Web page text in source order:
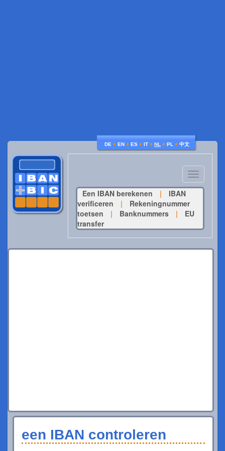
DE ♦ EN ♦ ES ♦ IT ♦ NL ♦ PL ♦ 中文
Toggle
navigation
Een IBAN berekenen
|
IBAN
verificeren
|
Rekeningnummer
toetsen
| Banknummers |
EU
transfer
een IBAN controleren